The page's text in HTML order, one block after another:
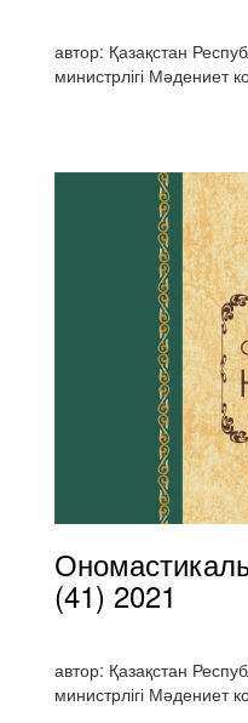
автор: Қазақстан
министрлігі Мәдениет
(41) 2021
автор: Қазақстан
министрлігі Мәдениет